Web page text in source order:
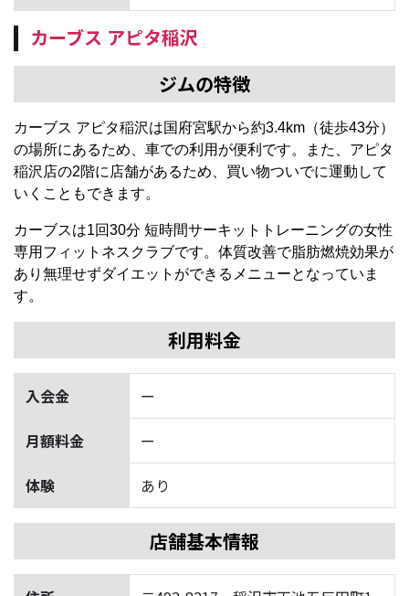
カーブス アピタ稲沢
ジムの特徴
カーブス アピタ稲沢は国府宮駅から約3.4km（徒歩43分）
の場所にあるため、車での利用が便利です。また、アピタ
稲沢店の2階に店舗があるため、買い物ついでに運動して
いくこともできます。
カーブスは1回30分 短時間サーキットトレーニングの女性
専用フィットネスクラブです。体質改善で脂肪燃焼効果が
あり無理せずダイエットができるメニューとなっていま
す。
利用料金
入会金 ー
月額料金 ー
体験 あり
店舗基本情報